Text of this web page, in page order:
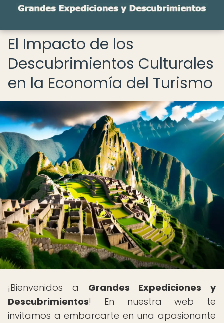
El Impacto de los
Descubrimientos Culturales
en la Economía del Turismo
¡Bienvenidos a Grandes Expediciones y
Descubrimientos! En nuestra web te
invitamos a embarcarte en una apasionante